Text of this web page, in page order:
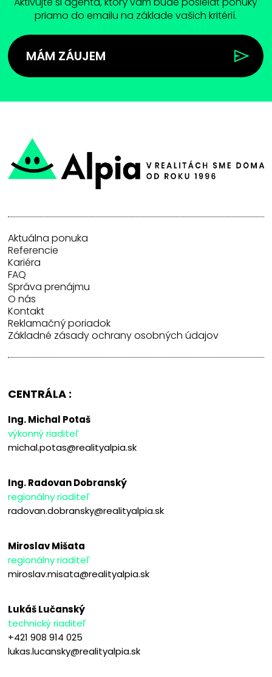
priamo do emailu na základe vašich kritérií.
MÁM ZÁUJEM
Aktuálna ponuka
Referencie
Kariéra
FAQ
Správa prenájmu
O nás
Kontakt
Reklamačný poriadok
Základné zásady ochrany osobných údajov
CENTRÁLA :
Ing. Michal Potaš
výkonný riaditeľ
michal.potas@realityalpia.sk
Ing. Radovan Dobranský
regionálny riaditeľ
radovan.dobransky@realityalpia.sk
Miroslav Mišata
regionálny riaditeľ
miroslav.misata@realityalpia.sk
Lukáš Lučanský
technický riaditeľ
+421 908 914 025
lukas.lucansky@realityalpia.sk